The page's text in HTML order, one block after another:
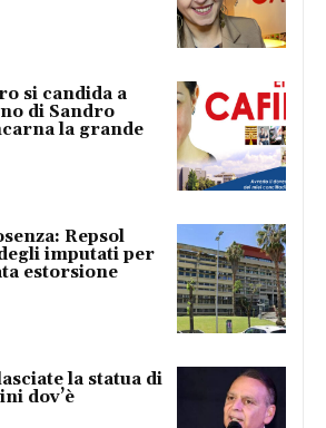
si candida a
di Sandro
la grande
Repsol
imputati per
estorsione
la statua di
dov’è